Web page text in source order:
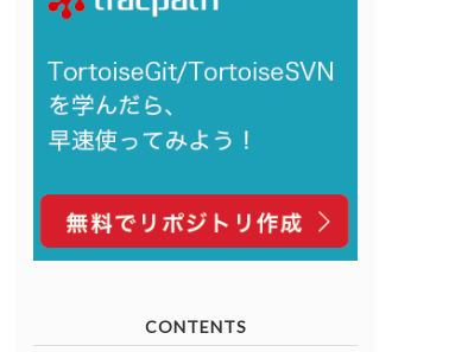
CONTENTS